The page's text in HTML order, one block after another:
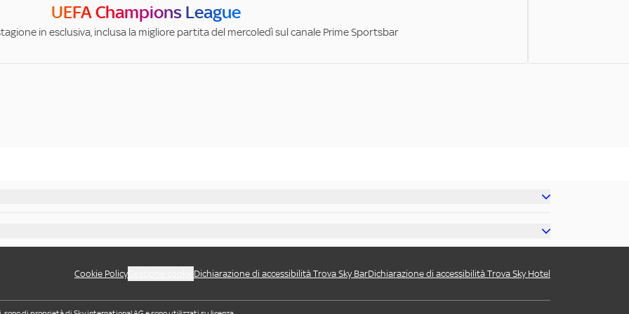
UEFA Champions League
in esclusiva, inclusa la migliore partita del mercoledì sul canale Prime Sportsbar
Cookie Policy Dichiarazione di accessibilità Trova Sky BarDichiarazione di accessibilità Trova Sky Hotel